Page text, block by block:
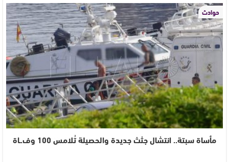
حوادث
مأساة سبتة.. انتشال جثث جديدة والحصيلة تُلامس 100 وف.ـاة